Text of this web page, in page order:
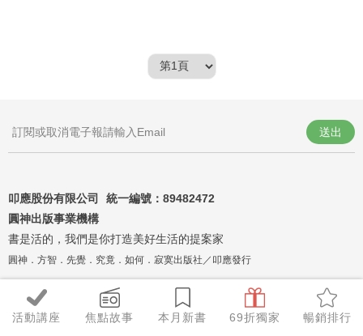
活動講座 焦點故事 本月新書 69折獨家 暢銷排行
叩應股份有限公司 統一編號： 89482472
圓神出版事業機構
書是活的，我們是你打造美好生活的提案家
圓神．方智．先覺．究竟．如何．寂寞出版社／叩應發行
送出